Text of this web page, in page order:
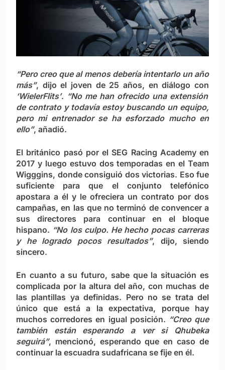
“Pero creo que al menos debería intentarlo un año
más”, dijo el joven de 25 años, en diálogo con
‘WielerFlits’. “No me han ofrecido una extensión
de contrato y todavía estoy buscando un equipo,
pero mi entrenador se ha esforzado mucho en
ello”, añadió.
El británico pasó por el SEG Racing Academy en
2017 y luego estuvo dos temporadas en el Team
Wigggins, donde consiguió dos victorias. Eso fue
suficiente para que el conjunto telefónico
apostara a él y le ofreciera un contrato por dos
campañas, en las que no terminó de convencer a
sus directores para continuar en el bloque
hispano. “No los culpo. He hecho pocas carreras
y he logrado pocos resultados”, dijo, siendo
sincero.
En cuanto a su futuro, sabe que la situación es
complicada por la altura del año, con muchas de
las plantillas ya definidas. Pero no se trata del
único que está a la expectativa, porque hay
muchos corredores en igual posición. “Creo que
también están esperando a ver si Qhubeka
seguirá”, mencionó, esperando que en caso de
continuar la escuadra sudafricana se fije en él.